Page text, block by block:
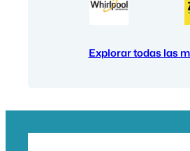
Explorar todas las